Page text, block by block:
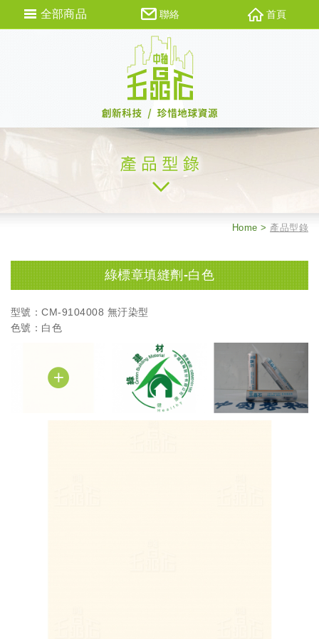
Home 產品型錄
綠標章填縫劑-白色
型號：CM-9104008 無汙染型
色號：白色
全部商品 聯絡 首頁